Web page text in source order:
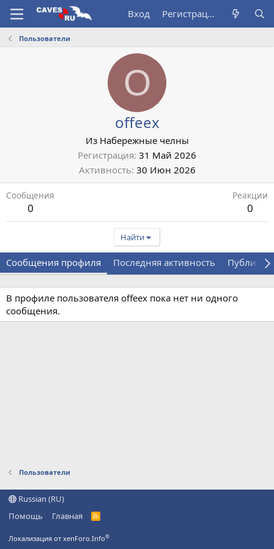
Вход Регистрация
Пользователи
O
offeex
Из Набережные челны
Регистрация 31 Май 2026
Активность 30 Июн 2026
Сообщения
0
Реакции
0
Найти
Сообщения профиля Последняя активность
В профиле пользователя offeex пока нет ни одного
сообщения.
Пользователи
Russian (RU)
Помощь
Главная
R
Локализация от xenForo.Info®